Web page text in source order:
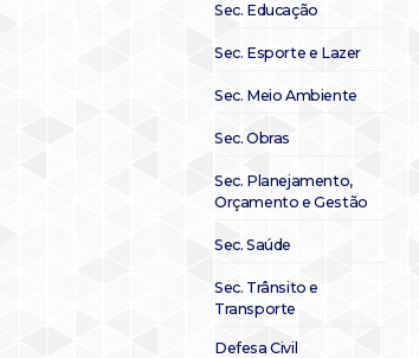
Sec. Educação
Sec. Esporte e Lazer
Sec. Meio Ambiente
Sec. Obras
Sec. Planejamento,
Orçamento e Gestão
Sec. Saúde
Sec. Trânsito e
Transporte
Defesa Civil